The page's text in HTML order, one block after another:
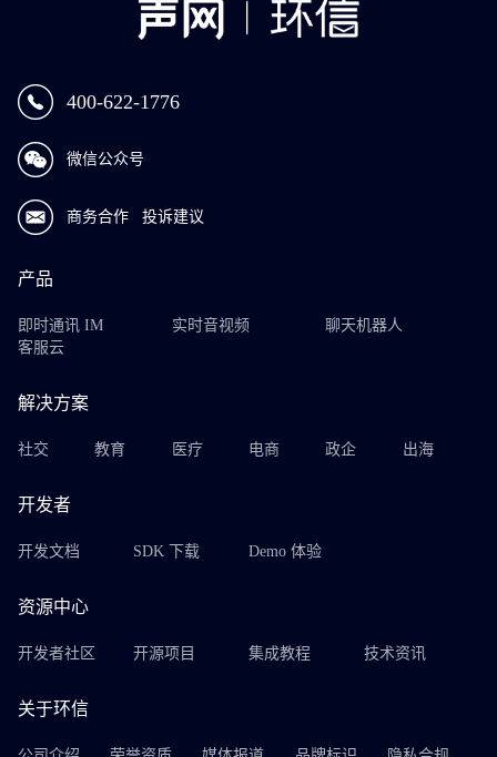
400-622-1776
微信公众号
商务合作 投诉建议
产品
即时通讯 IM 实时音视频
聊天机器人
客服云
解决方案
社交 教育 医疗 电商 政企 出海
开发者
开发文档 SDK 下载 Demo 体验
资源中心
开发者社区 开源项目 集成教程 技术资讯
关于环信